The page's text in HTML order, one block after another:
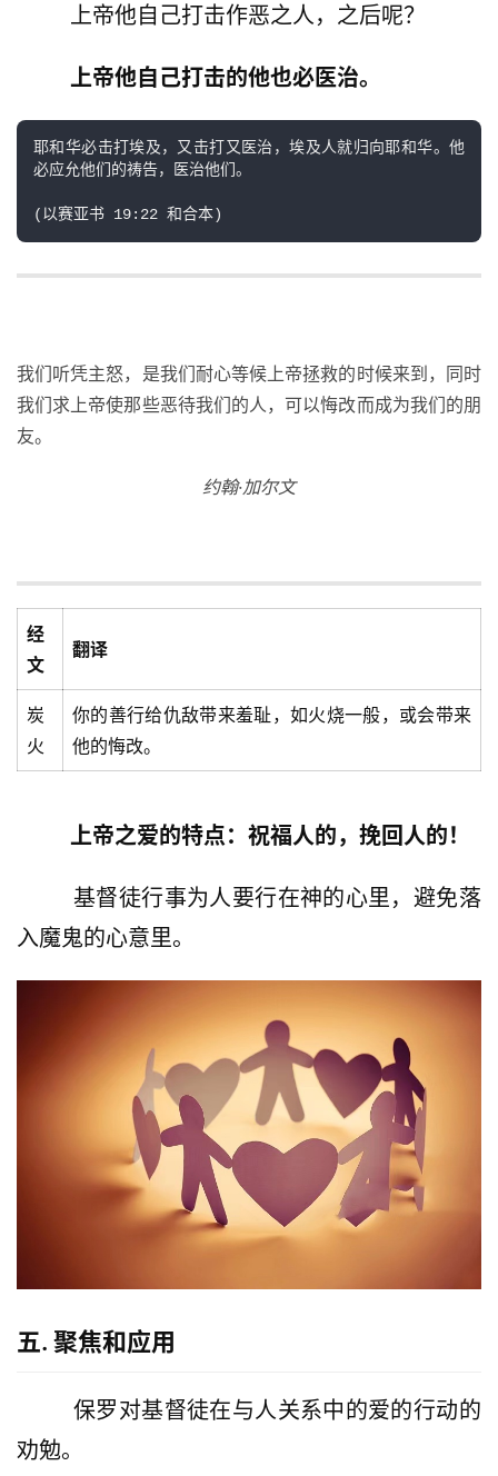
        上帝他自己打击作恶之人，之后呢？
上帝他自己打击的他也必医治。
耶和华必击打埃及，又击打又医治，埃及人就归向耶和华。他
必应允他们的祷告，医治他们。
我们听凭主怒，是我们耐心等候上帝拯救的时候来到，同时
我们求上帝使那些恶待我们的人，可以悔改而成为我们的朋
友。
约翰·加尔文
经
文
翻译
炭
火
你的善行给仇敌带来羞耻，如火烧一般，或会带来
他的悔改。
上帝之爱的特点：祝福人的，挽回人的！
入魔鬼的心意里。
五. 聚焦和应用
        保罗对基督徒在与人关系中的爱的行动的
劝勉。